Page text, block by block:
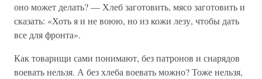
оно может делать? — Хлеб заготовить, мясо заготовить и
сказать: «Хоть я и не воюю, но из кожи лезу, чтобы дать
все для фронта».
Как товарищи сами понимают, без патронов и снарядов
воевать нельзя. А без хлеба воевать можно? Тоже нельзя,